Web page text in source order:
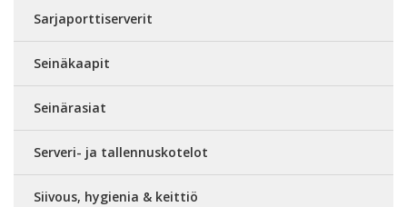
Sarjaporttiserverit
Seinäkaapit
Seinärasiat
Serveri- ja tallennuskotelot
Siivous, hygienia & keittiö